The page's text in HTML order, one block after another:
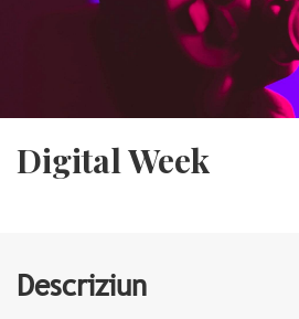
Digital Week
Descriziun